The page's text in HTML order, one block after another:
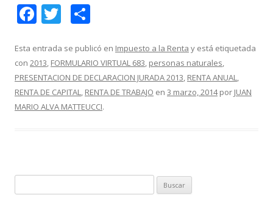
F
e
b
o
o
T
itt
er
m
p
ar
ti
Esta entrada se publicó en Impuesto a la Renta y está etiquetada
con 2013, FORMULARIO VIRTUAL 683, personas naturales,
PRESENTACION DE DECLARACION JURADA 2013, RENTA ANUAL,
RENTA DE CAPITAL, RENTA DE TRABAJO en 3 marzo, 2014por JUAN
MARIO ALVA MATTEUCCI.
u